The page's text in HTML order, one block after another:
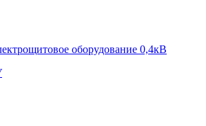
оборудование 0,4кВ